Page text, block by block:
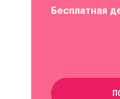
Бесплатная